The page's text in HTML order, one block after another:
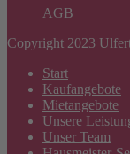
AGB
Copyright 2023
Start
Kaufangebote
Mietangebote
Unsere
Unser Team